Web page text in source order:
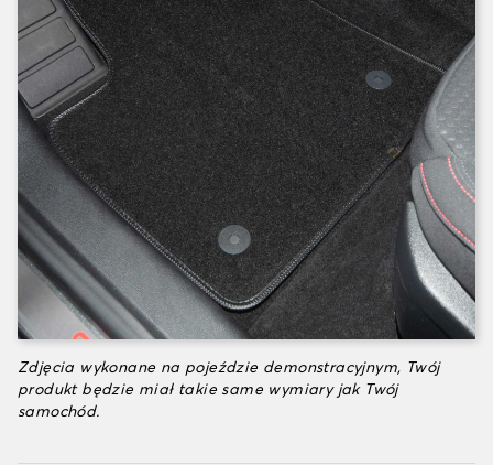
Zdjęcia wykonane na pojeździe demonstracyjnym, Twój
produkt będzie miał takie same wymiary jak Twój
samochód.